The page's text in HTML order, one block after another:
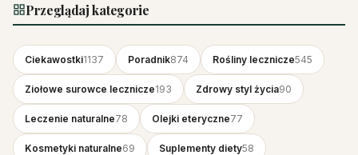
Przeglądaj kategorie
Ciekawostki1137 Poradnik874 Rośliny lecznicze545
Ziołowe surowce lecznicze193 Zdrowy styl życia90
Leczenie naturalne78 Olejki eteryczne77
Kosmetyki naturalne69 Suplementy diety58